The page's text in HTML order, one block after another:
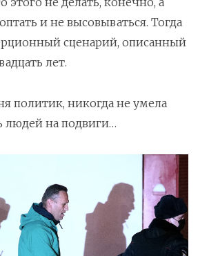
и не высовываться. Тогда
сценарий, описанный
лет.
политик, никогда не умела
людей на подвиги…